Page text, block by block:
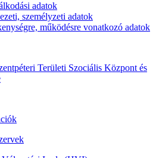
adatok
személyzeti adatok
működésre vonatkozó adatok
Területi Szociális Központ és